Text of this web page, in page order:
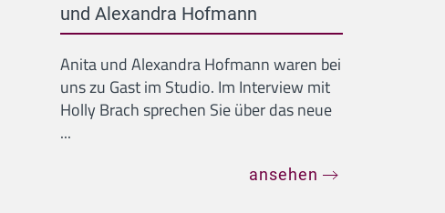
und Alexandra Hofmann
Anita und Alexandra Hofmann waren bei
uns zu Gast im Studio. Im Interview mit
Holly Brach sprechen Sie über das neue
...
ansehen